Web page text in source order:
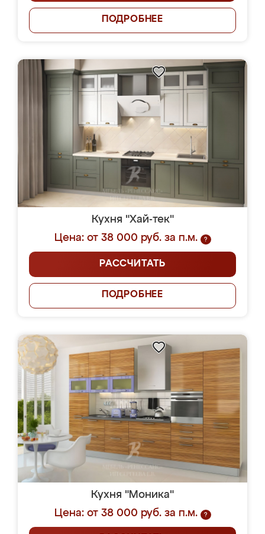
ПОДРОБНЕЕ
Кухня "Хай-тек"
Цена: от 38 000 руб. за п.м.
?
РАССЧИТАТЬ
ПОДРОБНЕЕ
Кухня "Моника"
Цена: от 38 000 руб. за п.м.
?